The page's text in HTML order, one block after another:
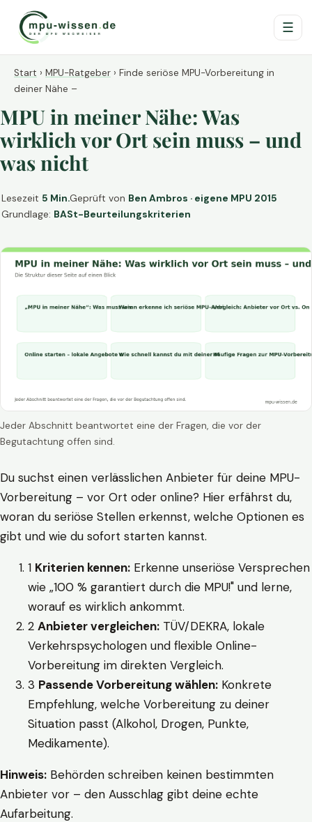
☰
Start › MPU-Ratgeber › Finde seriöse MPU-Vorbereitung in
deiner Nähe –
MPU in meiner Nähe: Was
wirklich vor Ort sein muss – und
was nicht
Lesezeit 5 Min.Geprüft von Ben Ambros · eigene MPU 2015
Grundlage: BASt-Beurteilungskriterien
Jeder Abschnitt beantwortet eine der Fragen, die vor der
Begutachtung offen sind.
Du suchst einen verlässlichen Anbieter für deine MPU-
Vorbereitung – vor Ort oder online? Hier erfährst du,
woran du seriöse Stellen erkennst, welche Optionen es
gibt und wie du sofort starten kannst.
1 Kriterien kennen: Erkenne unseriöse Versprechen
wie „100 % garantiert durch die MPU!" und lerne,
worauf es wirklich ankommt.
2 Anbieter vergleichen: TÜV/DEKRA, lokale
Verkehrspsychologen und flexible Online-
Vorbereitung im direkten Vergleich.
3 Passende Vorbereitung wählen: Konkrete
Empfehlung, welche Vorbereitung zu deiner
Situation passt (Alkohol, Drogen, Punkte,
Medikamente).
Hinweis: Behörden schreiben keinen bestimmten
Anbieter vor – den Ausschlag gibt deine echte
Aufarbeitung.